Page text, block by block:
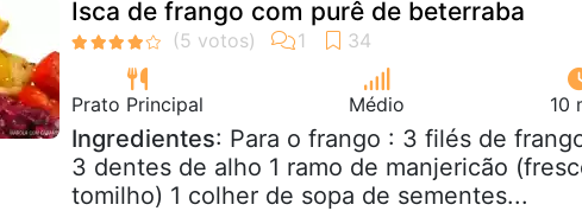
Isca de frango com purê de beterraba
Prato Principal Médio 10
Ingredientes: Para o frango : 3 filés de
3 dentes de alho 1 ramo de manjericão
tomilho) 1 colher de sopa de sementes...